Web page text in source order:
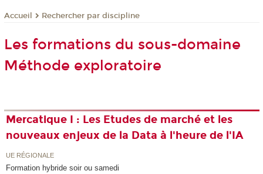
Accueil Rechercher par discipline
Les formations du sous-domaine
Méthode exploratoire
Mercatique I : Les Etudes de marché et les
nouveaux enjeux de la Data à l'heure de l'IA
UE RÉGIONALE
Formation hybride soir ou samedi